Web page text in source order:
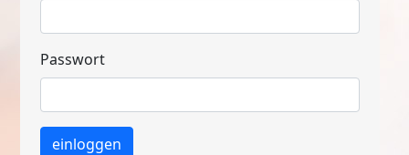
Passwort
einloggen